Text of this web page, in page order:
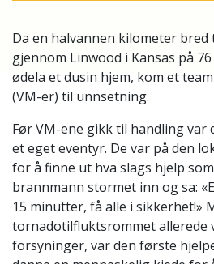
Da en halvannen kilometer
gjennom Linwood i Kansas på
ødela et dusin hjem, kom et
(VM-er) til unnsetning.
Før VM-ene gikk til handling var
et eget eventyr. De var på den
for å finne ut hva slags hjelp
brannmann stormet inn og sa:
15 minutter, få alle i sikkerhet!»
tornadotilfluktsrommet allerede
forsyninger, var den første